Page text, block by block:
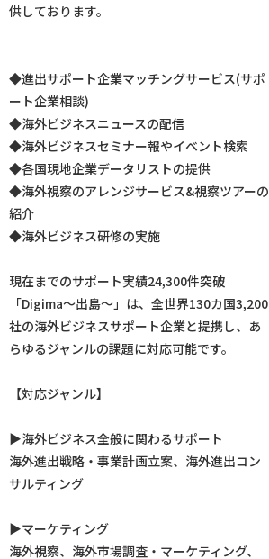
供しております。
◆進出サポート企業マッチングサービス(サポ
ート企業相談)
◆海外ビジネスニュースの配信
◆海外ビジネスセミナー報やイベント検索
◆各国現地企業データリストの提供
◆海外視察のアレンジサービス&視察ツアーの
紹介
◆海外ビジネス研修の実施
現在までのサポート実績24,300件突破
「Digima〜出島〜」は、全世界130カ国3,200
社の海外ビジネスサポート企業と提携し、あ
らゆるジャンルの課題に対応可能です。
【対応ジャンル】
▶︎海外ビジネス全般に関わるサポート
海外進出戦略・事業計画立案、海外進出コン
サルティング
▶︎マーケティング
海外視察、海外市場調査・マーケティング、